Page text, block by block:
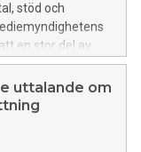
stöd och
en stor del av
till mänskliga
uttalande om